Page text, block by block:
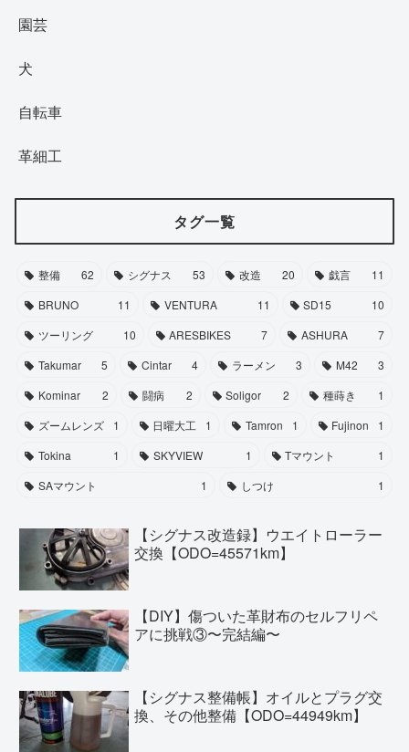
園芸
犬
自転車
革細工
タグ一覧
整備 62 シグナス 53 改造 20 戯言
11
BRUNO
11 VENTURA 11 SD15
10
ツーリング
10 ARESBIKES 7 ASHURA
7
Takumar
5 Cintar 4 ラーメン 3 M42
3
Kominar
2 闘病 2 Soligor 2 種蒔き
1
ズームレンズ
1 日曜大工 1 Tamron 1 Fujinon
1
Tokina
1 SKYVIEW 1 Tマウント
1
SAマウント
1 しつけ 1
【シグナス改造録】ウエイトローラー
交換【ODO=45571km】
【DIY】傷ついた革財布のセルフリペ
アに挑戦③〜完結編〜
【シグナス整備帳】オイルとプラグ交
換、その他整備【ODO=44949km】